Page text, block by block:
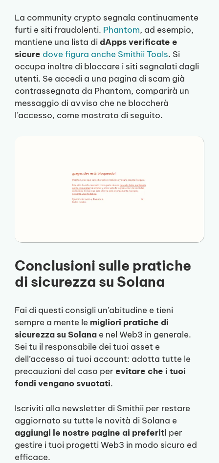
La community crypto segnala continuamente
furti e siti fraudolenti. Phantom, ad esempio,
mantiene una lista di dApps verificate e
sicure dove figura anche Smithii Tools. Si
occupa inoltre di bloccare i siti segnalati dagli
utenti. Se accedi a una pagina di scam già
contrassegnata da Phantom, comparirà un
messaggio di avviso che ne bloccherà
l’accesso, come mostrato di seguito.
Conclusioni sulle pratiche
di sicurezza su Solana
Fai di questi consigli un’abitudine e tieni
sempre a mente le migliori pratiche di
sicurezza su Solana e nel Web3 in generale.
Sei tu il responsabile dei tuoi asset e
dell’accesso ai tuoi account: adotta tutte le
precauzioni del caso per evitare che i tuoi
fondi vengano svuotati.
Iscriviti alla newsletter di Smithii per restare
aggiornato su tutte le novità di Solana e
aggiungi le nostre pagine ai preferiti per
gestire i tuoi progetti Web3 in modo sicuro ed
efficace.